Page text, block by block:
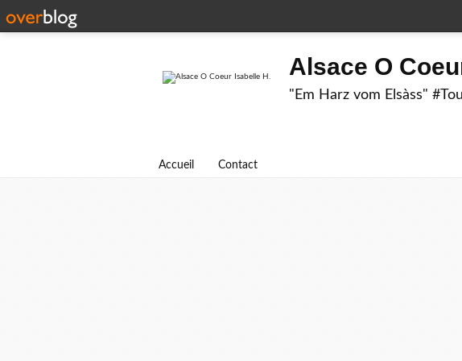
Alsace O
"Em Harz vom Elsàss"
Accueil Contact